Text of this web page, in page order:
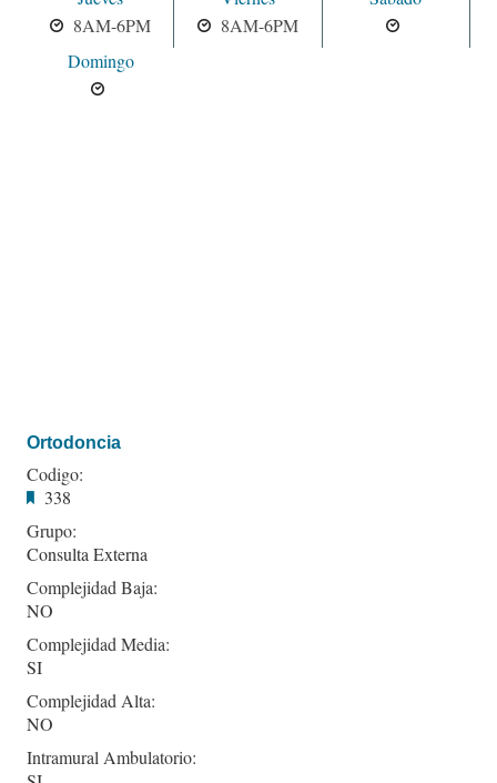
8AM-6PM
8AM-6PM
Domingo
Ortodoncia
Codigo:
338
Grupo:
Consulta Externa
Complejidad Baja:
NO
Complejidad Media:
SI
Complejidad Alta:
NO
Intramural Ambulatorio: